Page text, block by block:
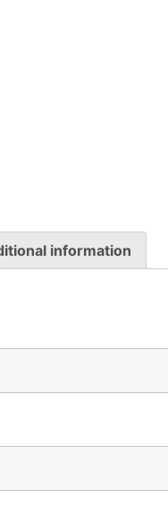
information